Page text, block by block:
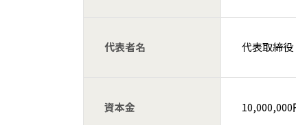
代表者名 代表取締
資本金 10,000,000